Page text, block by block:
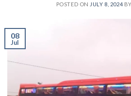
POSTED ON JULY 8, 2024 BY
08
Jul